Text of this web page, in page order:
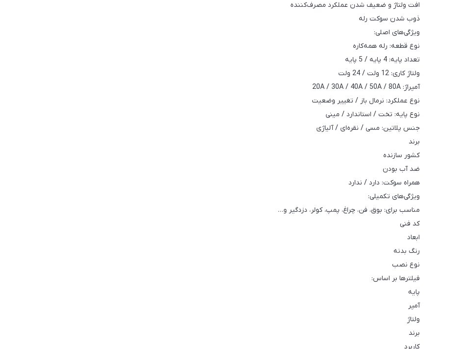
افت ولتاژ و ضعیف شدن عملکرد مصرف‌کننده
ذوب شدن سوکت رله
ویژگی‌های اصلی:
نوع قطعه: رله همه‌کاره
تعداد پایه: 4 پایه / 5 پایه
ولتاژ کاری: 12 ولت / 24 ولت
آمپراژ: 20A / 30A / 40A / 50A / 80A
نوع عملکرد: نرمال باز / تغییر وضعیت
نوع پایه: تخت / استاندارد / مینی
جنس پلاتین: مسی / نقره‌ای / آلیاژی
برند
کشور سازنده
ضد آب بودن
همراه سوکت: دارد / ندارد
ویژگی‌های تکمیلی:
مناسب برای: بوق، فن، چراغ، پمپ، کولر، دزدگیر و…
کد فنی
ابعاد
رنگ بدنه
نوع نصب
فیلترها بر اساس:
پایه
آمپر
ولتاژ
برند
کاربرد